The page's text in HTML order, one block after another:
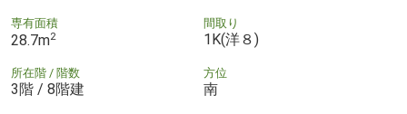
専有面積
28.7m2
間取り
1K(洋８)
所在階 / 階数
3階 / 8階建
方位
南